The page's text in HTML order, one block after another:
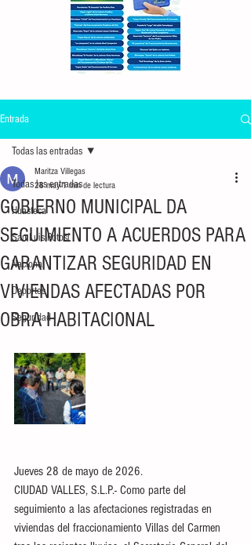
Entrada
Todas las entradas
Huasteca
San Luis Potosí
Nacional
Deportes
Seguridad
Todas las entradas
GOBIERNO MUNICIPAL DA
SEGUIMIENTO A ACUERDOS PARA
GARANTIZAR SEGURIDAD EN
VIVIENDAS AFECTADAS POR
OBRA HABITACIONAL
Maritza Villegas
28 may1 min de lectura
Jueves 28 de mayo de 2026.
CIUDAD VALLES, S.L.P.- Como parte del
seguimiento a las afectaciones registradas en
viviendas del fraccionamiento Villas del Carmen